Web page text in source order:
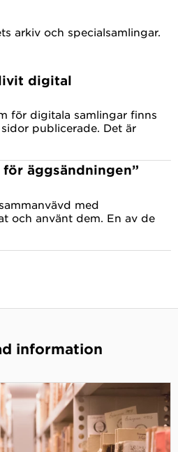
arkiv och specialsamlingar.
digital
för digitala samlingar finns
publicerade. Det är
äggsändningen”
med
och använt dem. En av de
information